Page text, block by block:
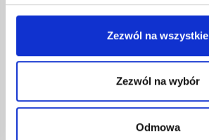
Zezwól na wszystkie
Zezwól na wybór
Odmowa
REFERENCJE